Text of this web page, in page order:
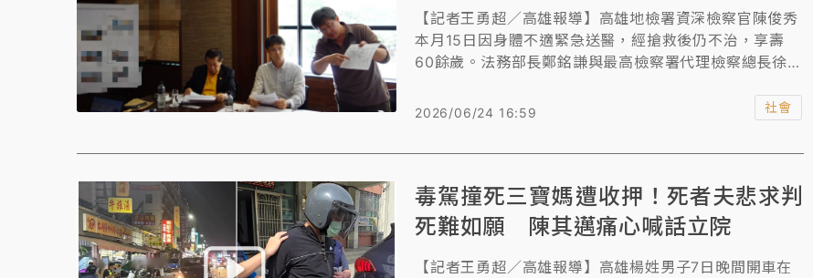
【記者王勇超／高雄報導】高雄地檢署資深檢察官陳俊秀
本月15日因身體不適緊急送醫，經搶救後仍不治，享壽
60餘歲。法務部長鄭銘謙與最高檢察署代理檢察總長徐錫
示，陳俊秀從事檢察工作逾30年，曾參與大寮監獄挾持事
2026/06/24 16:59 社會
毒駕撞死三寶媽遭收押！死者夫悲求判
死難如願 陳其邁痛心喊話立院
【記者王勇超／高雄報導】高雄楊姓男子7日晚間開車在